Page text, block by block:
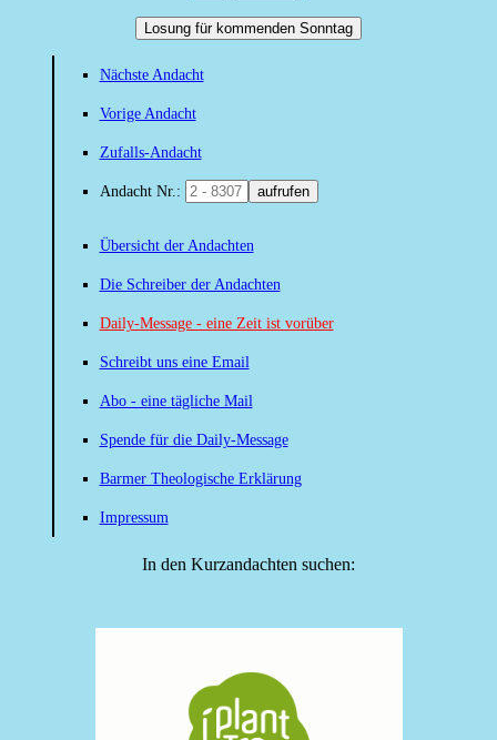
Losung für kommenden Sonntag
Nächste Andacht
Vorige Andacht
Zufalls-Andacht
Andacht Nr.: aufrufen
Übersicht der Andachten
Die Schreiber der Andachten
Daily-Message - eine Zeit ist vorüber
Schreibt uns eine Email
Abo - eine tägliche Mail
Spende für die Daily-Message
Barmer Theologische Erklärung
Impressum
In den Kurzandachten suchen: